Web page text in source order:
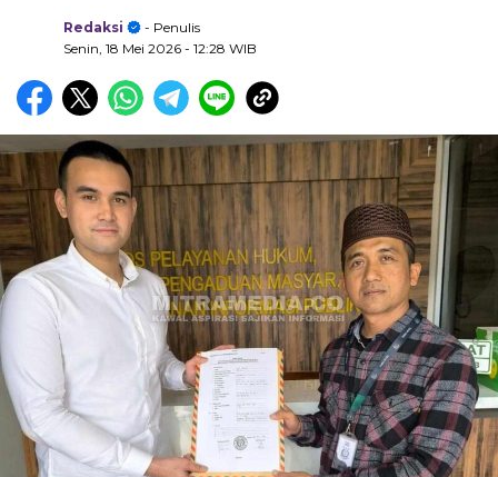
Redaksi
- Penulis
Senin, 18 Mei 2026 - 12:28 WIB